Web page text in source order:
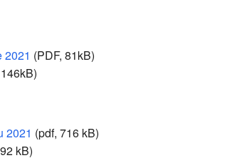
2021 (PDF, 81kB)
2021 (pdf, 716 kB)
kB)